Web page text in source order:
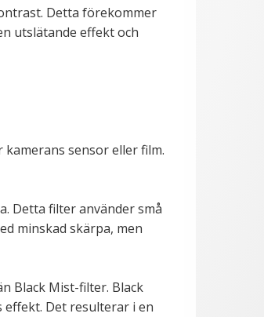
Detta förekommer
utslätande effekt och
sensor eller film.
Detta filter använder små
minskad skärpa, men
Black Mist-filter. Black
Det resulterar i en